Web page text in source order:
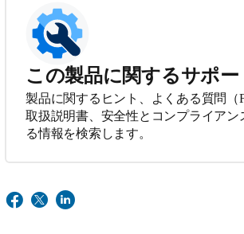
この製品に関するサポー
製品に関するヒント、よくある質問（
取扱説明書、安全性とコンプライアン
る情報を検索します。